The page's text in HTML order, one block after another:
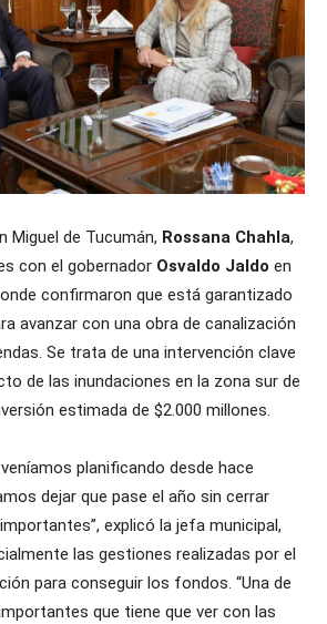
Miguel de Tucumán, Rossana Chahla,
con el gobernador Osvaldo Jaldo en
confirmaron que está garantizado
avanzar con una obra de canalización
Se trata de una intervención clave
de las inundaciones en la zona sur de
estimada de $2.000 millones.
planificando desde hace
dejar que pase el año sin cerrar
explicó la jefa municipal,
las gestiones realizadas por el
para conseguir los fondos. “Una de
que tiene que ver con las